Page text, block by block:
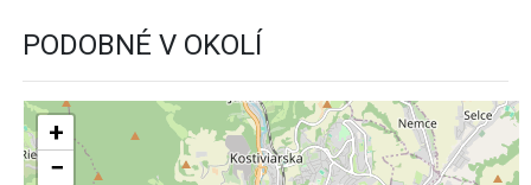
PODOBNÉ V OKOLÍ
+
−